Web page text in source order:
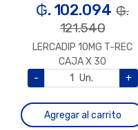
₲. 102.094 ₲.
121.540
LERCADIP 10MG T-REC
CAJA X 30
-
Un. +
Agregar al carrito